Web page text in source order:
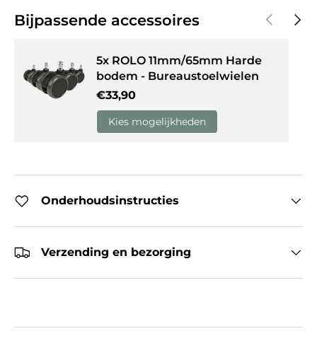
Bijpassende accessoires Vorige
5x ROLO 11mm/65mm Harde
bodem - Bureaustoelwielen
Reguliere prijs
€33,90
Kies mogelijkheden
Onderhoudsinstructies
Verzending en bezorging